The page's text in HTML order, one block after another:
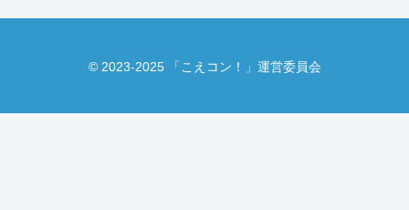
© 2023-2025 「こえコン！」運営委員会